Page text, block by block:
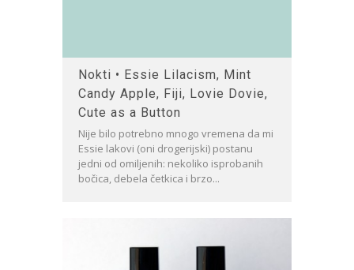
Nokti • Essie Lilacism, Mint
Candy Apple, Fiji, Lovie Dovie,
Cute as a Button
Nije bilo potrebno mnogo vremena da mi
Essie lakovi (oni drogerijski) postanu
jedni od omiljenih: nekoliko isprobanih
bočica, debela četkica i brzo...